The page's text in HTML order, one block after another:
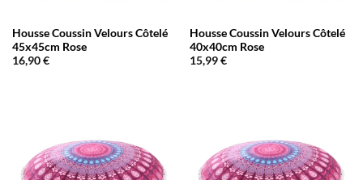
Housse Coussin Velours Côtelé
45x45cm Rose
16,90€
Housse Coussin Velours Côtelé
40x40cm Rose
15,99€